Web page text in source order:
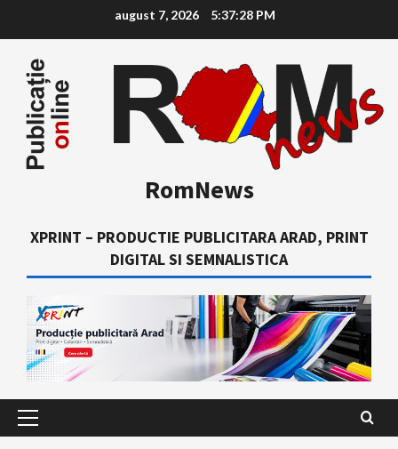
content
august 7, 2026 5:37:29 PM
RomNews
XPRINT – PRODUCTIE PUBLICITARA ARAD, PRINT
DIGITAL SI SEMNALISTICA
Primary